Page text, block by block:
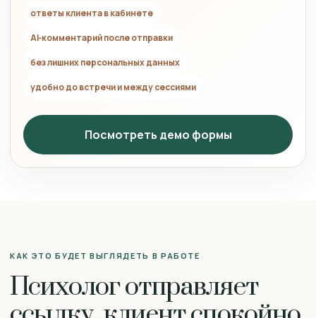
ответы клиента в кабинете
AI‑комментарий после отправки
без лишних персональных данных
удобно до встречи и между сессиями
Посмотреть демо формы
КАК ЭТО БУДЕТ ВЫГЛЯДЕТЬ В РАБОТЕ
Психолог отправляет